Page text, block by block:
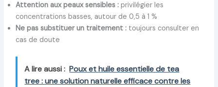
Attention aux peaux sensibles :privilégier les
concentrations basses, autour de 0,5 à 1 %
Ne pas substituer un traitement :toujours consulter en
cas de doute
A lire aussi : Poux et huile essentielle de tea
tree : une solution naturelle efficace contre les